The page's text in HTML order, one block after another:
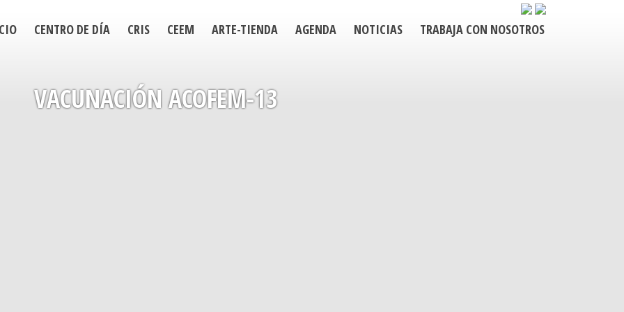
CENTRO DE DÍA CRIS CEEM ARTE-TIENDA AGENDA NOTICIAS TRABAJA CON NOSOTROS
VACUNACIÓN ACOFEM-13